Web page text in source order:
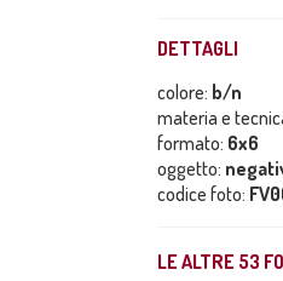
DETTAGLI
colore: b/n
materia e
formato: 6x6
oggetto:
codice foto:
LE ALTRE 53